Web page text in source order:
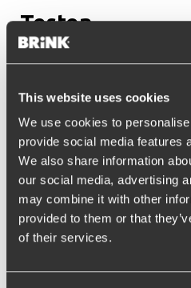
This website uses cookies
We use cookies to
provide social media features
We also share information
our social media, advertising
may combine it with other
provided to them or that
of their services.
Testen
Vanuit de 3D-tekening produceert
extreme omstandigheden om de
kracht te meten. Pas als de
doorstaat en aan alle
deze in productie.